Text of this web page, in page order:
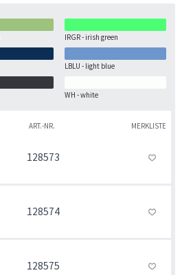
IRGR - irish green
LBLU - light blue
WH - white
ART.-NR.
128573
MERKLISTE
128574
128575